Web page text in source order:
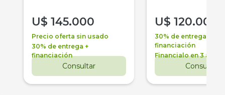
U$ 145.000
Precio oferta sin usado
30% de entrega +
financiación
Consultar
U$ 120.000
30% de entrega +
financiación
Financialo en 3 años
Consultar